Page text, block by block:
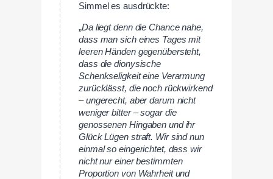
Simmel es ausdrückte:
„Da liegt denn die Chance nahe,
dass man sich eines Tages mit
leeren Händen gegenübersteht,
dass die dionysische
Schenkseligkeit eine Verarmung
zurücklässt, die noch rückwirkend
– ungerecht, aber darum nicht
weniger bitter – sogar die
genossenen Hingaben und ihr
Glück Lügen straft. Wir sind nun
einmal so eingerichtet, dass wir
nicht nur einer bestimmten
Proportion von Wahrheit und